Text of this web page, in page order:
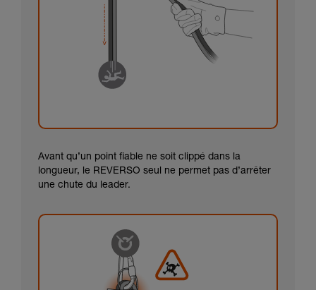
Avant qu’un point fiable ne soit clippé dans la
longueur, le REVERSO seul ne permet pas d’arrêter
une chute du leader.